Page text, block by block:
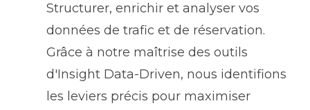
Structurer, enrichir et analyser vos
données de trafic et de réservation.
Grâce à notre maîtrise des outils
d'Insight Data-Driven, nous identifions
les leviers précis pour maximiser